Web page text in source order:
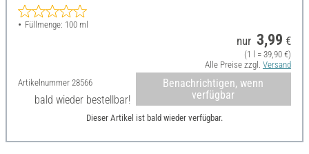
Füllmenge: 100 ml
Artikelnummer 28566
bald wieder bestellbar!
nur 3,99 €
(1 l = 39,90 €)
Alle Preise zzgl. Versand
Benachrichtigen, wenn
verfügbar
Dieser Artikel ist bald wieder verfügbar.